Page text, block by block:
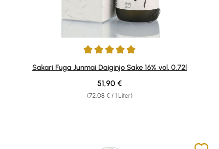
Durchschnittliche Bewertung von 5 von 5 Sternen
Sakari Fuga Junmai Daiginjo Sake 16% vol. 0,72l
(72,08 € / 1 Liter)
Regulärer Preis:
51,90 €